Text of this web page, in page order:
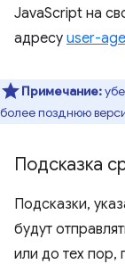
JavaScript на
адресу user-
Примечание:
более позднюю
Подсказка
Подсказки,
будут
или до тех пор,